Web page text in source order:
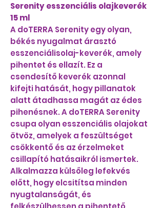
Serenity esszenciális olajkeverék
15 ml
A doTERRA Serenity egy olyan,
békés nyugalmat árasztó
esszenciálisolaj-keverék, amely
pihentet és ellazít. Ez a
csendesítő keverék azonnal
kifejti hatását, hogy pillanatok
alatt átadhassa magát az édes
pihenésnek. A doTERRA Serenity
csupa olyan esszenciális olajokat
ötvöz, amelyek a feszültséget
csökkentő és az érzelmeket
csillapító hatásaikról ismertek.
Alkalmazza külsőleg lefekvés
előtt, hogy elcsitítsa minden
nyugtalanságát, és